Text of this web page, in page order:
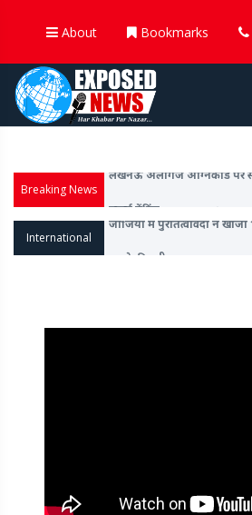
About Bookmarks
Breaking News
कमांड' से 'इंडो' शब्द हटाया
International